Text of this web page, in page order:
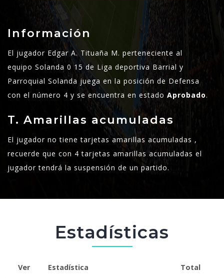
Información
El jugador Edgar A. Tituaña M. perteneciente al
equipo Solanda 0 15 de Liga deportiva Barrial y
Parroquial Solanda juega en la posición de Defensa
con el número 4 y se encuentra en estado Aprobado.
T. Amarillas acumuladas
El jugador no tiene tarjetas amarillas acumuladas ,
recuerde que con 4 tarjetas amarillas acumuladas el
jugador tendrá la suspensión de un partido.
Estadísticas
Ver Estadística Total